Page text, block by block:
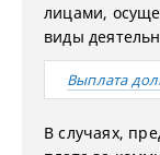
лицами,
виды
Выплата
В случаях,